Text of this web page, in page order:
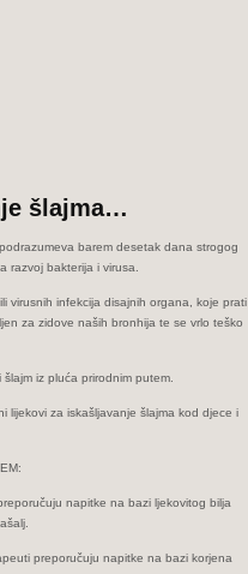
te
sekret
iz
sinusa…
šlajma…
barem desetak dana strogog
razvoj bakterija i virusa.
virusnih infekcija disajnih organa, koje prati
za zidove naših bronhija te se vrlo teško
iz pluća prirodnim putem.
lijekovi za iskašljavanje šlajma kod djece i
napitke na bazi ljekovitog bilja
preporučuju napitke na bazi korjena